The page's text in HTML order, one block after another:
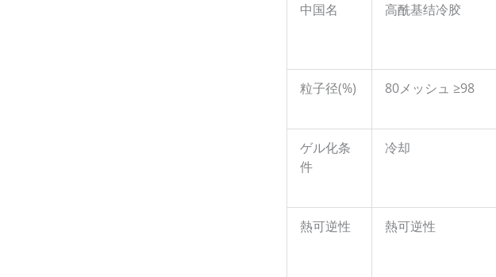
中国名 高酰基结冷胶
粒子径(%) 80メッシュ ≥98
ゲル化条
件
冷却
熱可逆性 熱可逆性